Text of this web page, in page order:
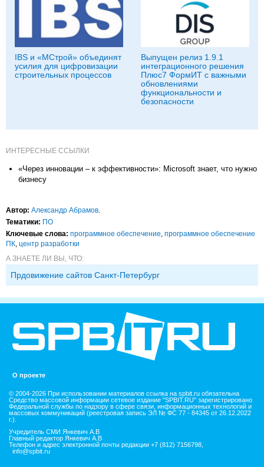
IBS и «МСтрой» объединят
усилия для цифровизации
строительных процессов
Выпущен релиз 1.9.1
интеграционного решения
Плюс7 ФормИТ с важными
обновлениями
функциональности и
безопасности
ИНТЕРЕСНЫЕ ССЫЛКИ
«Через инновации – к эффективности»: Microsoft знает, что нужно
бизнесу
Автор: Александр Абрамов
Тематики: ПО
Ключевые слова: программное обеспечение программное обеспечение
ПК центр разработки
А ЗНАЕТЕ ЛИ ВЫ, ЧТО:
Прдовижение сайтов Санкт-Петербург
О проекте
© 2004-2026 При использовании материалов ссылка на spbit.ru обязательна
Средство массовой информации сетевое издание "SPBIT.RU" зарегистрировано
Федеральной службы по надзору в сфере связи, информационных технологий и
массовых коммуникаций (реестровая запись ЭЛ № ФС 77 - 84345 от 26.12.2022
г.).
Учредитель СМИ Янкевич А.В
Главный редактор Янкевич А.В
Телефон и адрес электронной почты редакции +7 (812) 7156798,
info@spbit.ru